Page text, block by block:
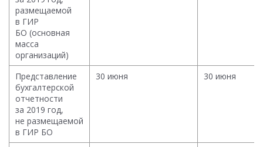
размещаемой
в ГИР
БО (основная
масса
организаций)
Представление
бухгалтерской
отчетности
за 2019 год,
не размещаемой
в ГИР БО
30 июня 30 июня